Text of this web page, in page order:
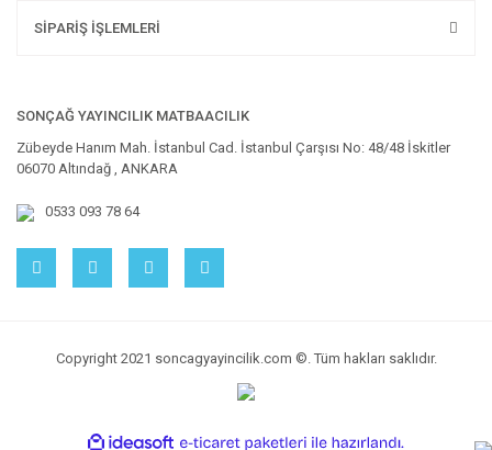
SİPARİŞ İŞLEMLERİ
SONÇAĞ YAYINCILIK MATBAACILIK
Zübeyde Hanım Mah. İstanbul Cad. İstanbul Çarşısı No: 48/48 İskitler
06070 Altındağ , ANKARA
0533 093 78 64
Copyright 2021 soncagyayincilik.com ©. Tüm hakları saklıdır.
ideasoft e-